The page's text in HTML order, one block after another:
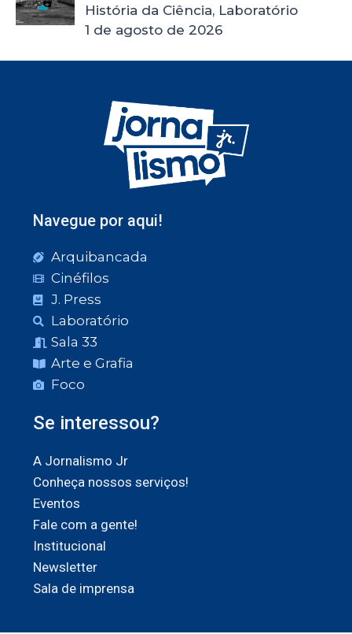
História da Ciência, Laboratório
1 de agosto de 2026
Navegue por aqui!
Arquibancada
Cinéfilos
J. Press
Laboratório
Sala 33
Arte e Grafia
Foco
Se interessou?
A Jornalismo Jr
Conheça nossos serviços!
Eventos
Fale com a gente!
Institucional
Newsletter
Sala de imprensa